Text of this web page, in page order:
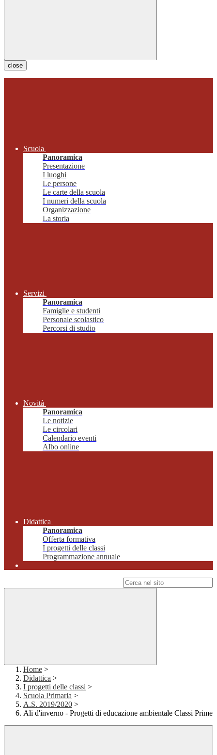
close
Scuola
Panoramica
Presentazione
I luoghi
Le persone
Le carte della scuola
I numeri della scuola
Organizzazione
La storia
Servizi
Panoramica
Famiglie e studenti
Personale scolastico
Percorsi di studio
Novità
Panoramica
Le notizie
Le circolari
Calendario eventi
Albo online
Didattica
Panoramica
Offerta formativa
I progetti delle classi
Programmazione annuale
Home >
Didattica >
I progetti delle classi >
Scuola Primaria >
A.S. 2019/2020 >
Ali d'inverno - Progetti di educazione ambientale Classi Prime